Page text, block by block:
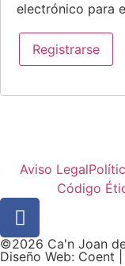
electrónico para
Registrarse
Aviso Legal
Código
©2026 Ca'n Joan
Diseño Web: Coent